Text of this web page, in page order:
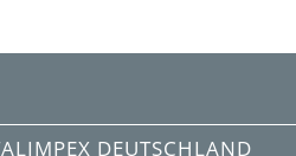
DEUTSCHLAND